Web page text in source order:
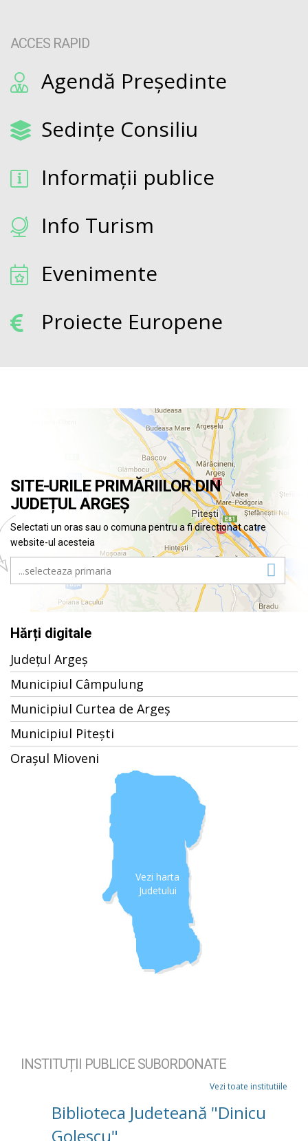
ACCES RAPID
Agendă Președinte
Sedințe Consiliu
Informații publice
Info Turism
Evenimente
Proiecte Europene
SITE-URILE PRIMĂRIILOR DIN
JUDEȚUL ARGEȘ
Selectati un oras sau o comuna pentru a fi directionat catre
website-ul acesteia
Hărți digitale
Județul Argeș
Municipiul Câmpulung
Municipiul Curtea de Argeș
Municipiul Pitești
Orașul Mioveni
Vezi harta
Judetului
INSTITUȚII PUBLICE SUBORDONATE
Vezi toate institutiile
Biblioteca Judeteană "Dinicu
Golescu"